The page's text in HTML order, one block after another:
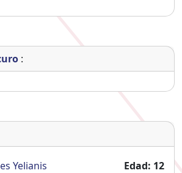
:
Yelianis Edad: 12